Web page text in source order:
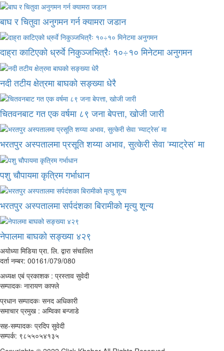
बाघ र चितुवा अनुगमन गर्न क्यामरा जडान
दाह्रा काटिएको ध्रुर्वे निकुञ्जभित्रैः १०÷१० मिनेटमा अनुगमन
नदी तटीय क्षेत्रमा बाघको सङ्ख्या धेरै
चितवनबाट गत एक वर्षमा ८९ जना बेपत्ता, खोजी जारी
भरतपुर अस्पतालमा प्रसूति शय्या अभाव, सुत्केरी सेवा ‘म्याट्रेस’ मा
पशु चौपायमा कृत्रिम गर्भाधान
भरतपुर अस्पतालमा सर्पदंशका बिरामीको मृत्यु शून्य
नेपालमा बाघको सङ्ख्या ४२९
अयोध्या मिडिया प्रा. लि. द्वारा संचालित
दर्ता नम्बर: 00161/079/080
अध्यक्ष एबं प्रकाशक : प्रस्ताव सुवेदी
सम्पादकः नारायण काफ्ले
प्रधान सम्पादकः सनद अधिकारी
समाचार प्रमुख : अम्विका बन्जाडे
सह-सम्पादकः प्रदिप सुवेदी
सम्पर्क: ९८५५०५४१३५